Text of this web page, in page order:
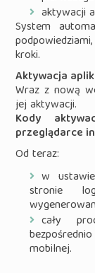
aktywacji
System
kroki.
Aktywacja
Wraz z nową
jej aktywacji.
Kody
przeglądarce
Od teraz:
w
stronie
cały
mobilnej.